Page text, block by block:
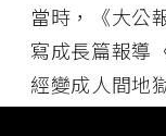
當時，《大公
寫成長篇報導
經變成人間地